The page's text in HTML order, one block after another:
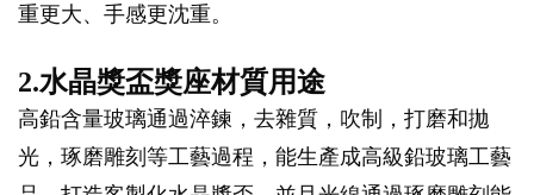
重更大、手感更沈重。
2.水晶獎盃獎座材質用途
高鉛含量玻璃通過淬鍊，去雜質，吹制，打磨和拋
光，琢磨雕刻等工藝過程，能生產成高級鉛玻璃工藝